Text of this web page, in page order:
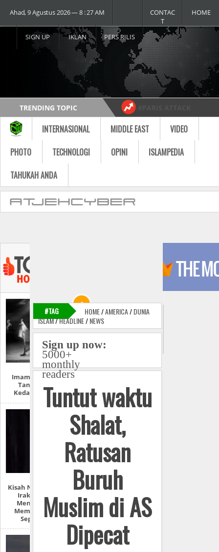
Ahad, 9 Agustus 2026 ― 8 : 27 AM HOME
CONTAC
T
PERS RILIS
IKLAN
SIGN UP
TRENDING TOPIC
#USA vs RUSSIA #MOST VIDEO
Follow
INTERNASIONAL MIDDLE EAST
VIDEO
PHOTO
TECHNOLOGI OPINI
ISLAMPEDIA
TAHUKAH ANDA
Imam Mahdi Dan
Tanda-Tanda
Kedatangannya
Kisah Nyata Perang
Irak: “Mereka
Menyiksa Dan
Memperkosaku
Seperti Ini!”
#TAG HOME/AMERICA/DUNIA
ISLAM/HEADLINE/NEWS
Sign up now:
5000+
monthly
readers
Tuntut waktu
Shalat,
Ratusan
Buruh
Muslim di AS
Dipecat